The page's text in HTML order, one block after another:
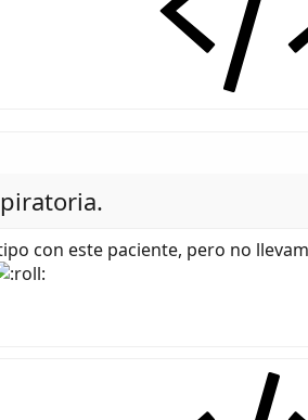
con este paciente, pero no